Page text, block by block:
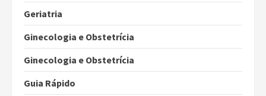
Geriatria
Ginecologia e Obstetrícia
Ginecologia e Obstetrícia
Guia Rápido